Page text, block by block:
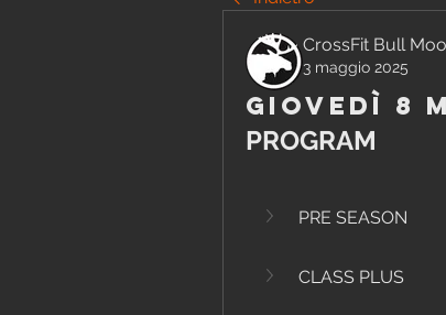
CrossFit Bull
3 maggio 2025
Giovedì 8
PROGRAM
PRE SEASON
CLASS PLUS